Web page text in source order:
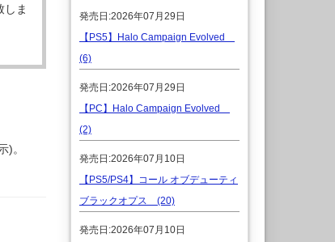
しま
)。
発売日:2026年07月29日
【PS5】Halo Campaign Evolved
(6)
発売日:2026年07月29日
【PC】Halo Campaign Evolved
(2)
発売日:2026年07月10日
【PS5/PS4】コール オブデューティ
ブラックオプス (20)
発売日:2026年07月10日